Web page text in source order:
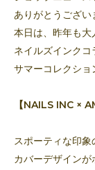
ありがとうござい
本日は、昨年も大
ネイルズインクコ
サマーコレクショ
【NAILS INC ×
スポーティな印象
カバーデザインが